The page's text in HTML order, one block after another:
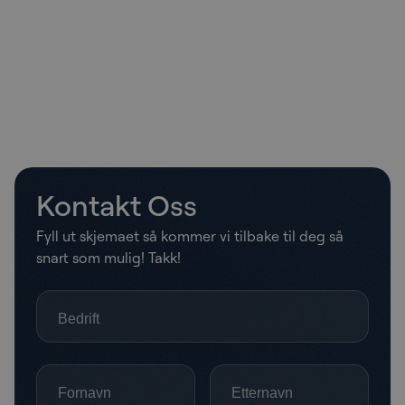
Kontakt Oss
Fyll ut skjemaet så kommer vi tilbake til deg så
snart som mulig! Takk!